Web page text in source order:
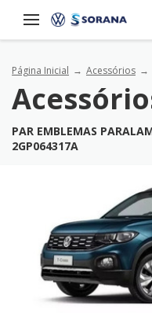
Página Inicial Acessórios
PAR EMBLEMAS
2GP064317A